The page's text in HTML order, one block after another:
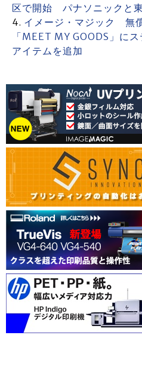
区で開始 パナソニックと
イメージ・マジック 無
「MEET MY GOODS」に
アイテムを追加